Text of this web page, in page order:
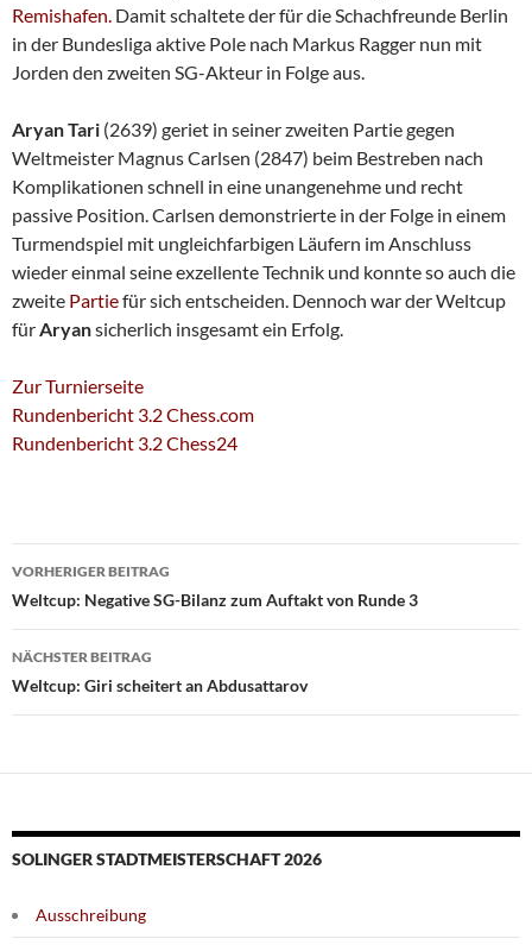
Remishafen. Damit schaltete der für die Schachfreunde Berlin
in der Bundesliga aktive Pole nach Markus Ragger nun mit
Jorden den zweiten SG-Akteur in Folge aus.
Aryan Tari (2639) geriet in seiner zweiten Partie gegen
Weltmeister Magnus Carlsen (2847) beim Bestreben nach
Komplikationen schnell in eine unangenehme und recht
passive Position. Carlsen demonstrierte in der Folge in einem
Turmendspiel mit ungleichfarbigen Läufern im Anschluss
wieder einmal seine exzellente Technik und konnte so auch die
zweite Partiefür sich entscheiden. Dennoch war der Weltcup
fürAryansicherlich insgesamt ein Erfolg.
Zur Turnierseite
Rundenbericht 3.2 Chess.com
Rundenbericht 3.2 Chess24
Beitragsnavigation
VORHERIGER BEITRAG
Weltcup: Negative SG-Bilanz zum Auftakt von Runde 3
NÄCHSTER BEITRAG
Weltcup: Giri scheitert an Abdusattarov
SOLINGER STADTMEISTERSCHAFT 2026
Ausschreibung